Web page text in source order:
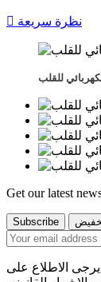
 نظرة سريعة
Get our latest
الاطلاع على